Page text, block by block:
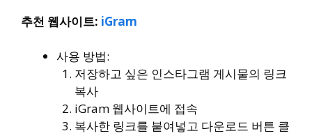
추천 웹사이트: iGram
사용 방법:
저장하고 싶은 인스타그램 게시물의 링크
복사
iGram 웹사이트에 접속
복사한 링크를 붙여넣고 다운로드 버튼 클